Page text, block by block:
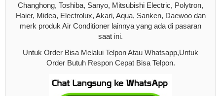
Changhong, Toshiba, Sanyo, Mitsubishi Electric, Polytron,
Haier, Midea, Electrolux, Akari, Aqua, Sanken, Daewoo dan
merk produk Air Conditioner lainnya yang ada di pasaran
saat ini.
Untuk Order Bisa Melalui Telpon Atau Whatsapp,Untuk
Order Butuh Respon Cepat Bisa Telpon.